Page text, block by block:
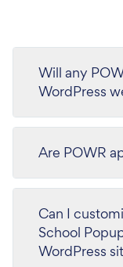
Will any
WordPress
Are POWR
Can I
School
WordPress